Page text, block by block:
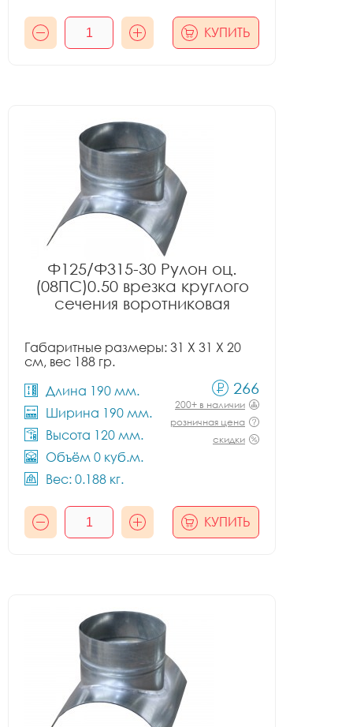
КУПИТЬ
Ф125/Ф315-30 Рулон оц.
(08ПС)0.50 врезка круглого
сечения воротниковая
Габаритные размеры: 31 X 31 X 20
см, вес 188 гр.
Длина 190 мм.
Ширина 190 мм.
Высота 120 мм.
Объём 0 куб.м.
Вес: 0.188 кг.
266
200+ в наличии
розничная цена
скидки
КУПИТЬ